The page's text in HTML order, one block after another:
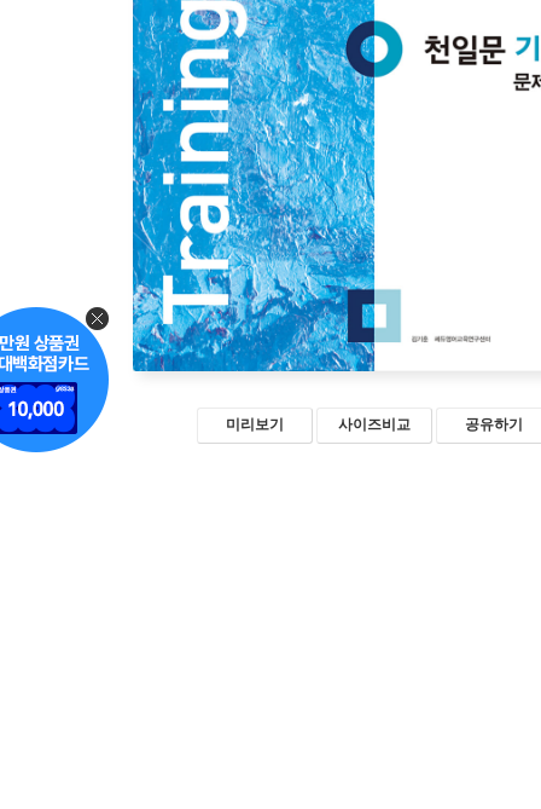
미리보기 사이즈비교 공유하기